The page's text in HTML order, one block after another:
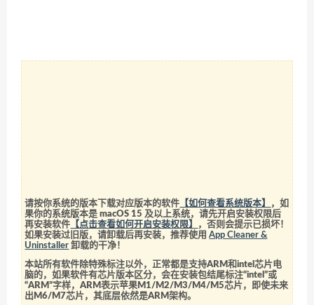
请按你系统的版本下载对应版本的软件 【如何查看系统版本】
，如
果你的系统版本是 macOS 15 及以上系统，请先开启安装权限后
再安装软件 【点击查看如何开启安装权限】
，否则会提示已损坏！
如果安装过旧版，请卸载后再安装，推荐使用App Cleaner &
Uninstaller 卸载的干净！
本站所有软件除特殊标注以外，正常都是支持ARM和intel芯片电
脑的，如果软件有芯片版本区分，会在安装包结尾标注“intel”或
“ARM”字样，ARM表示苹果M1/M2/M3/M4/M5芯片，即使未来
出M6/M7芯片，其底层依然是ARM架构。